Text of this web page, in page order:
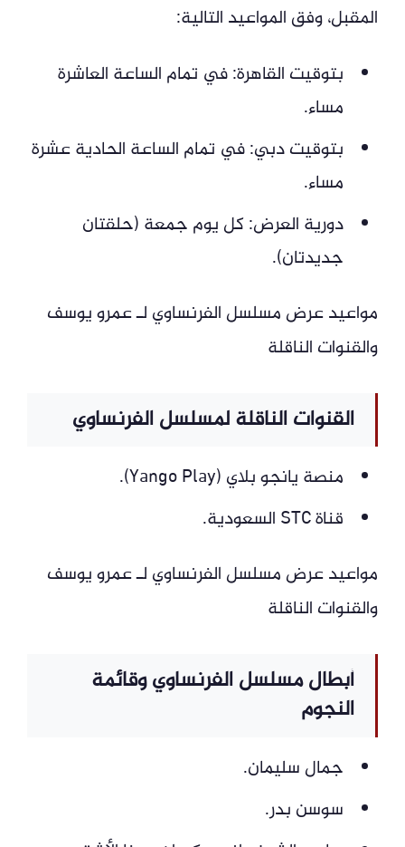
المقبل، وفق المواعيد التالية:
بتوقيت القاهرة: في تمام الساعة العاشرة
مساء.
بتوقيت دبي: في تمام الساعة الحادية عشرة
مساء.
دورية العرض: كل يوم جمعة (حلقتان
جديدتان).
مواعيد عرض مسلسل الفرنساوي لـ عمرو يوسف
والقنوات الناقلة
القنوات الناقلة لمسلسل الفرنساوي
منصة يانجو بلاي (Yango Play).
قناة STC السعودية.
مواعيد عرض مسلسل الفرنساوي لـ عمرو يوسف
والقنوات الناقلة
أبطال مسلسل الفرنساوي وقائمة
النجوم
جمال سليمان.
سوسن بدر.